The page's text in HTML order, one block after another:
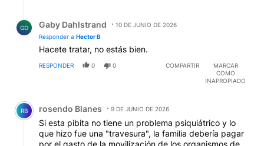
GD Gaby Dahlstrand
10 DE JUNIO DE 2026
Responder a Hector B
Hacete tratar, no estás bien.
RESPONDER 0 0 COMPARTIR
MARCAR
COMO
INAPROPIADO
Comentario de rosendo Blanes.
RB rosendo Blanes 9 DE JUNIO DE 2026
Si esta pibita no tiene un problema psiquiátrico y lo
que hizo fue una "travesura", la familia debería pagar
por el gasto de la movilización de los organismos de